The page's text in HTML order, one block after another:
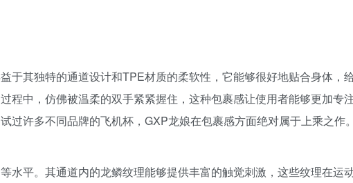
于其独特的通道设计和TPE材质的柔软性，它能够很好地贴合身体，
程中，仿佛被温柔的双手紧紧握住，这种包裹感让使用者能够更加专
过许多不同品牌的飞机杯，GXP龙娘在包裹感方面绝对属于上乘之作
水平。其通道内的龙鳞纹理能够提供丰富的触觉刺激，这些纹理在运